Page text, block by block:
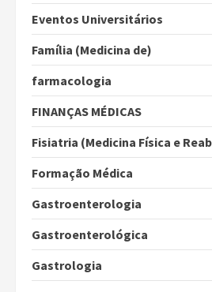
Eventos Universitários
Família (Medicina de)
farmacologia
FINANÇAS MÉDICAS
Fisiatria (Medicina Física e
Formação Médica
Gastroenterologia
Gastroenterológica
Gastrologia